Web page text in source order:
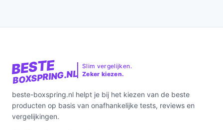
BESTE
BOXSPRING.NL
Slim vergelijken.
Zeker kiezen.
beste-boxspring.nl helpt je bij het kiezen van de beste
producten op basis van onafhankelijke tests, reviews en
vergelijkingen.